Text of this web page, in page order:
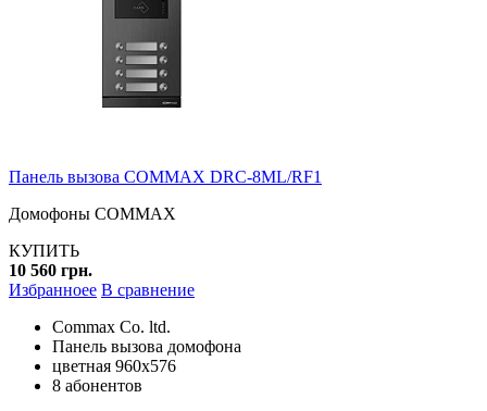
Панель вызова COMMAX DRC-8ML/RF1
Домофоны COMMAX
КУПИТЬ
10 560 грн.
Избранноее В сравнение
Commax Co. ltd.
Панель вызова домофона
цветная 960х576
8 абонентов